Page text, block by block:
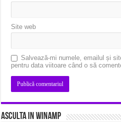
Site web
Salvează-mi numele, emailul și
pentru data viitoare când o să
Asculta in Winamp